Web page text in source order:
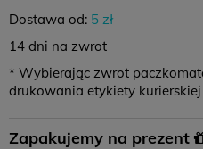
Dostawa od: 5 zł
14 dni na zwrot
* Wybierając zwrot
drukowania etykiety kurierskiej
Zapakujemy na prezent